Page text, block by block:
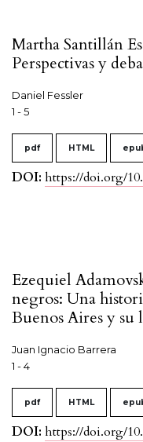
Martha Santillán
Perspectivas y
Daniel Fessler
1 - 5
pdf HTML
DOI: https://doi.org/
Ezequiel
negros: Una
Buenos Aires y su
Juan Ignacio Barrera
1 - 4
pdf HTML
DOI: https://doi.org/